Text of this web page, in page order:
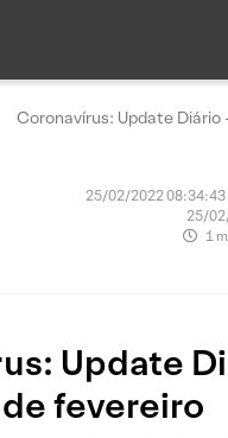
Coronavírus: Update Diário
25/02/2022 08:34:43
25/
1
Update
fevereiro